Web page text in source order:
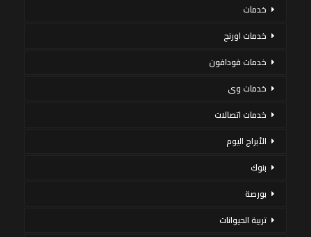
خدمات
خدمات اورنج
خدمات فودافون
خدمات وى
خدمات اتصالات
الأبراج اليوم
بنوك
بورصة
تربية الحيوانات